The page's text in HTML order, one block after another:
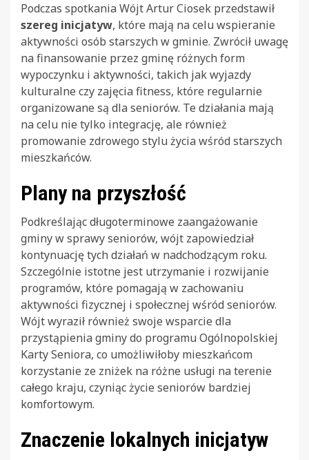
Podczas spotkania Wójt Artur Ciosek przedstawił
szereg inicjatyw, które mają na celu wspieranie
aktywności osób starszych w gminie. Zwrócił uwagę
na finansowanie przez gminę różnych form
wypoczynku i aktywności, takich jak wyjazdy
kulturalne czy zajęcia fitness, które regularnie
organizowane są dla seniorów. Te działania mają
na celu nie tylko integrację, ale również
promowanie zdrowego stylu życia wśród starszych
mieszkańców.
Plany na przyszłość
Podkreślając długoterminowe zaangażowanie
gminy w sprawy seniorów, wójt zapowiedział
kontynuację tych działań w nadchodzącym roku.
Szczególnie istotne jest utrzymanie i rozwijanie
programów, które pomagają w zachowaniu
aktywności fizycznej i społecznej wśród seniorów.
Wójt wyraził również swoje wsparcie dla
przystąpienia gminy do programu Ogólnopolskiej
Karty Seniora, co umożliwiłoby mieszkańcom
korzystanie ze zniżek na różne usługi na terenie
całego kraju, czyniąc życie seniorów bardziej
komfortowym.
Znaczenie lokalnych inicjatyw